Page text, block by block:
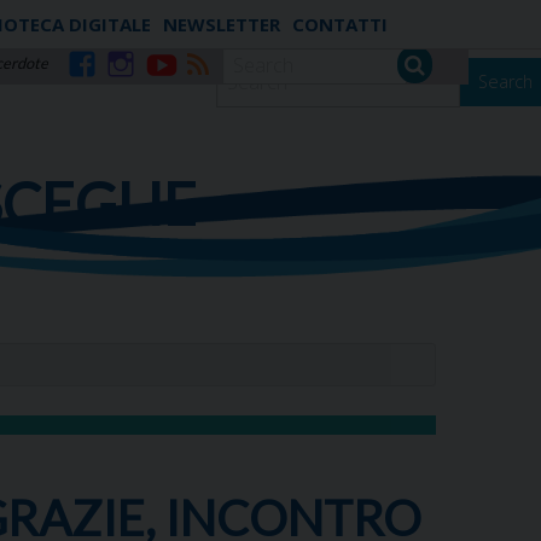
DIGITALE NEWSLETTER CONTATTI
Search
INCONTRO